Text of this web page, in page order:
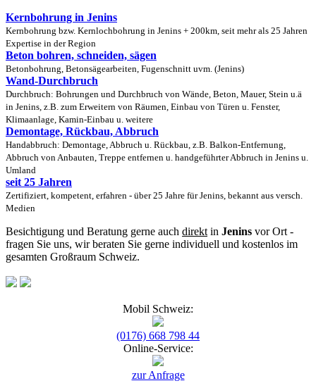
Kernbohrung in Jenins
Kernbohrung bzw. Kernlochbohrung in Jenins + 200km, seit mehr als 25 Jahren
Expertise in der Region
Beton bohren, schneiden, sägen
Betonbohrung, Betonsägearbeiten, Fugenschnitt uvm. (Jenins)
Wand-Durchbruch
Durchbruch: Bohrungen und Durchbruch von Wände, Beton, Mauer, Stein u.ä
in Jenins, z.B. zum Erweitern von Räumen, Einbau von Türen u. Fenster,
Klimaanlage, Kamin-Einbau u. weitere
Demontage, Rückbau, Abbruch
Handabbruch: Demontage, Abbruch u. Rückbau, z.B. Balkon-Entfernung,
Abbruch von Anbauten, Treppe entfernen u. handgeführter Abbruch in Jenins u.
Umland
seit 25 Jahren
Zertifiziert, kompetent, erfahren - über 25 Jahre für Jenins, bekannt aus versch.
Medien
Besichtigung und Beratung gerne auch direkt in Jenins vor Ort -
fragen Sie uns, wir beraten Sie gerne individuell und kostenlos im
gesamten Großraum Schweiz.
Mobil Schweiz:
(0176) 668 798 44
Online-Service:
zur Anfrage